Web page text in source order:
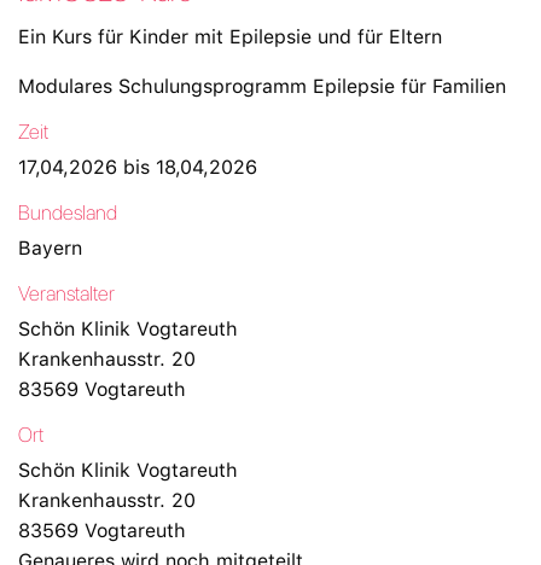
Ein Kurs für Kinder mit Epilepsie und für Eltern
Modulares Schulungsprogramm Epilepsie für Familien
Zeit
17,04,2026 bis 18,04,2026
Bundesland
Bayern
Veranstalter
Schön Klinik Vogtareuth
Krankenhausstr. 20
83569 Vogtareuth
Ort
Schön Klinik Vogtareuth
Krankenhausstr. 20
83569 Vogtareuth